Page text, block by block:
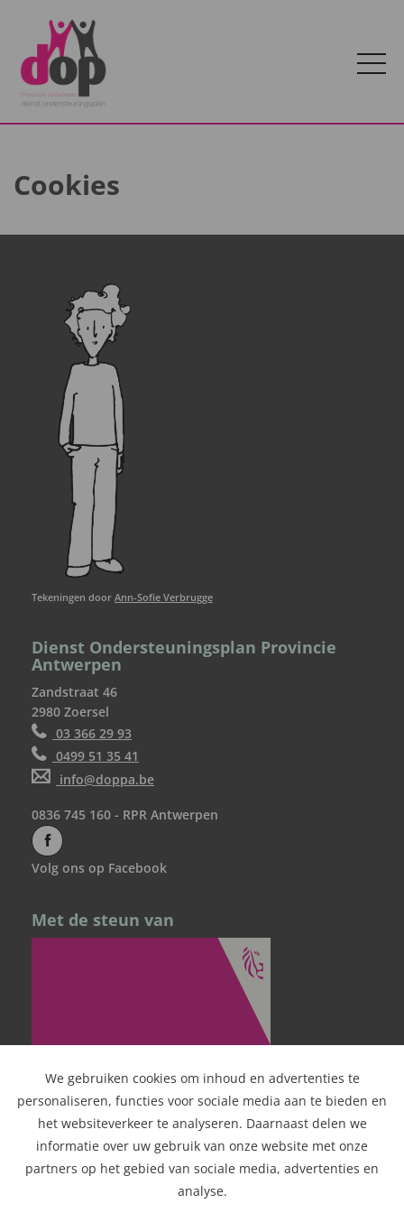
Cookies
Tekeningen door Ann-Sofie Verbrugge
Dienst Ondersteuningsplan Provincie
Antwerpen
Zandstraat 46
2980 Zoersel
03 366 29 93
0499 51 35 41
info@doppa.be
0836 745 160 - RPR Antwerpen
Volg ons op Facebook
Met de steun van
We gebruiken cookies om inhoud en advertenties te
personaliseren, functies voor sociale media aan te bieden en
het websiteverkeer te analyseren. Daarnaast delen we
informatie over uw gebruik van onze website met onze
partners op het gebied van sociale media, advertenties en
analyse.